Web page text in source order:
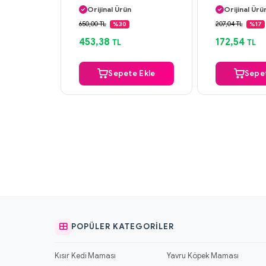
Orijinal Ürün
Güvenli Ödeme
650,00 TL %30
453,38 TL
Sepete Ekle
Orijinal
Güvenli
207,04 TL %17
172,54 TL
POPÜLER KATEGORILER
Kısır Kedi Maması Yavru Köpek Maması